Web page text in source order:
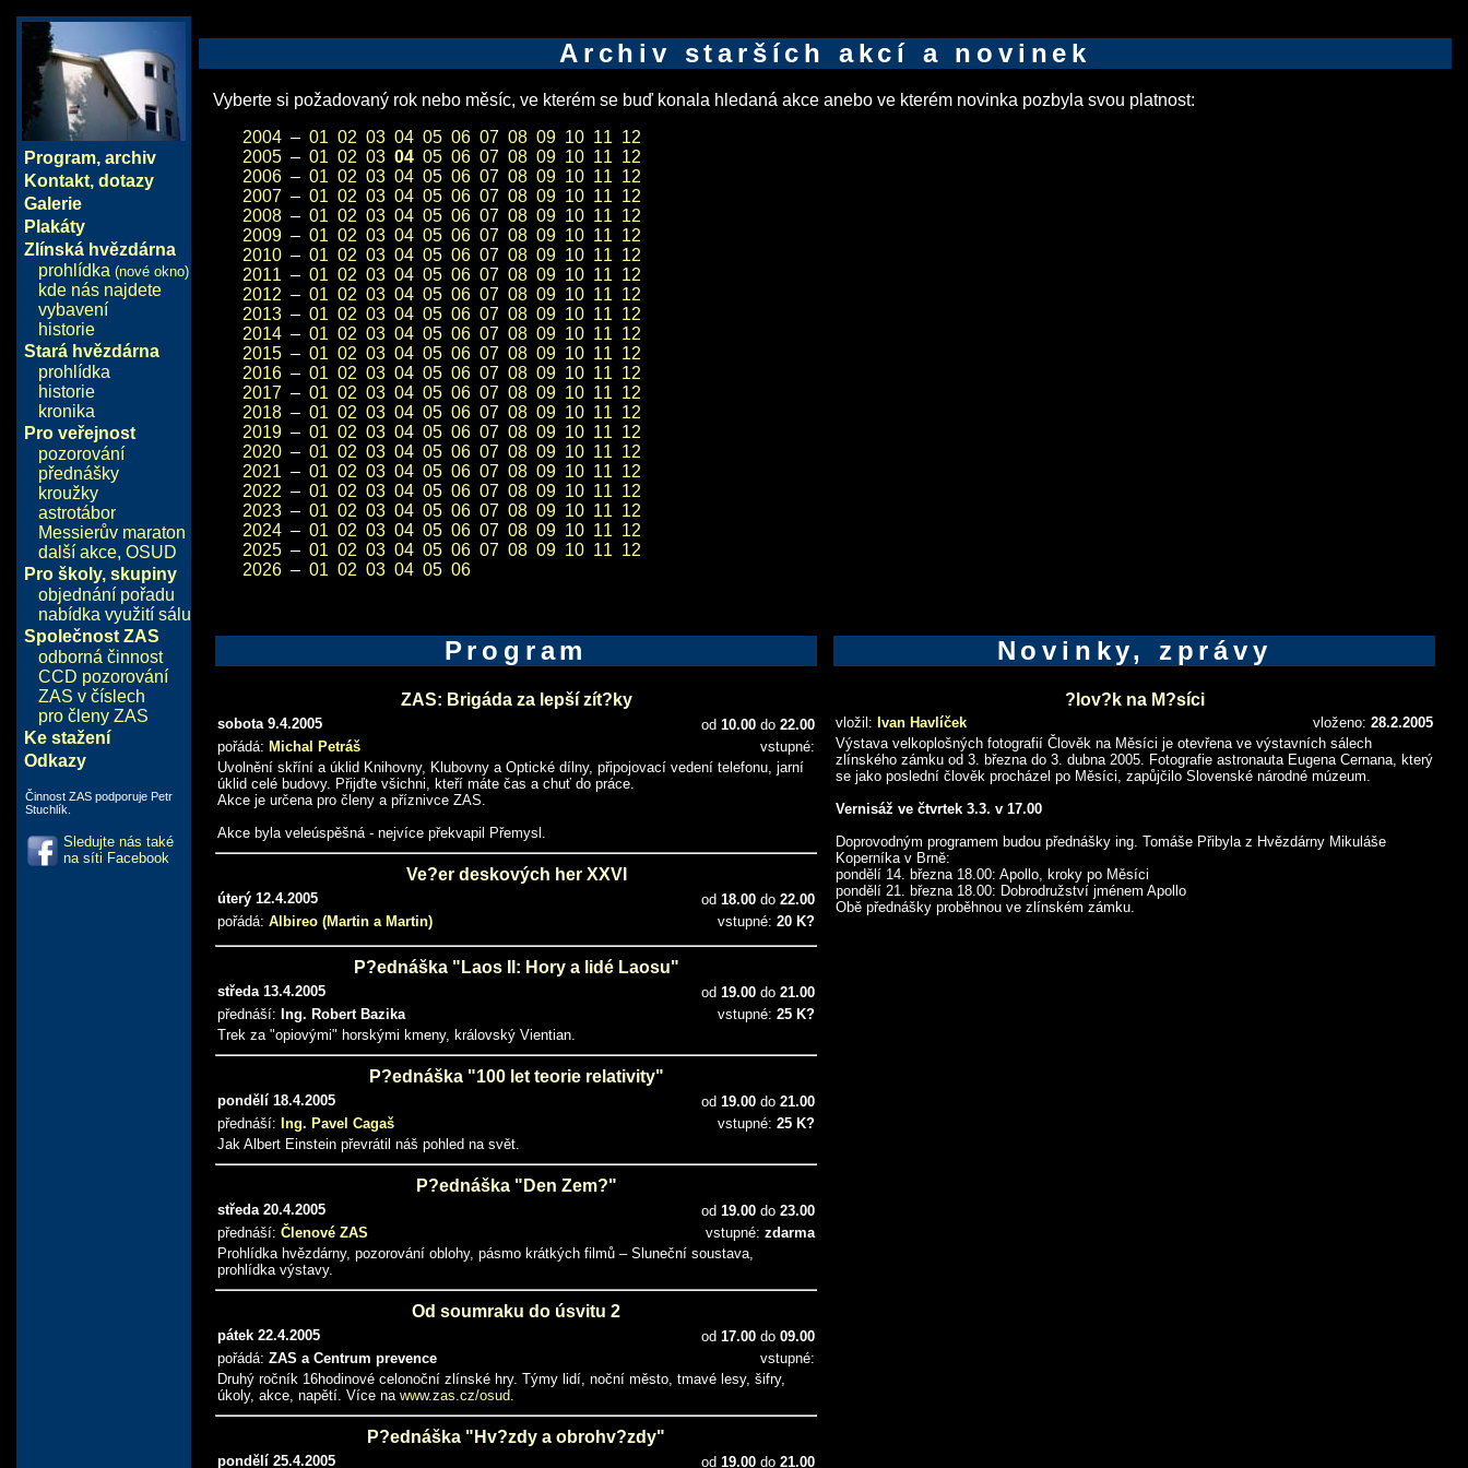
Program, archiv
Kontakt, dotazy
Galerie
Plakáty
Zlínská hvězdárna
prohlídka (nové okno)
kde nás najdete
vybavení
historie
Stará hvězdárna
prohlídka
historie
kronika
Pro veřejnost
pozorování
přednášky
kroužky
astrotábor
Messierův maraton
další akce, OSUD
Pro školy, skupiny
objednání pořadu
nabídka využití sálu
Společnost ZAS
odborná činnost
CCD pozorování
ZAS v číslech
pro členy ZAS
Ke stažení
Odkazy
Činnost ZAS podporuje Petr
Stuchlík.
Sledujte nás také
na síti Facebook
Archiv starších akcí a novinek
Vyberte si požadovaný rok nebo měsíc, ve kterém se buď konala hledaná akce anebo ve kterém novinka pozbyla svou platnost:
2004 – 01 02 03 04 05 06 07 08 09 10 11 12
2005 – 01 02 03 04 05 06 07 08 09 10 11 12
2006 – 01 02 03 04 05 06 07 08 09 10 11 12
2007 – 01 02 03 04 05 06 07 08 09 10 11 12
2008 – 01 02 03 04 05 06 07 08 09 10 11 12
2009 – 01 02 03 04 05 06 07 08 09 10 11 12
2010 – 01 02 03 04 05 06 07 08 09 10 11 12
2011 – 01 02 03 04 05 06 07 08 09 10 11 12
2012 – 01 02 03 04 05 06 07 08 09 10 11 12
2013 – 01 02 03 04 05 06 07 08 09 10 11 12
2014 – 01 02 03 04 05 06 07 08 09 10 11 12
2015 – 01 02 03 04 05 06 07 08 09 10 11 12
2016 – 01 02 03 04 05 06 07 08 09 10 11 12
2017 – 01 02 03 04 05 06 07 08 09 10 11 12
2018 – 01 02 03 04 05 06 07 08 09 10 11 12
2019 – 01 02 03 04 05 06 07 08 09 10 11 12
2020 – 01 02 03 04 05 06 07 08 09 10 11 12
2021 – 01 02 03 04 05 06 07 08 09 10 11 12
2022 – 01 02 03 04 05 06 07 08 09 10 11 12
2023 – 01 02 03 04 05 06 07 08 09 10 11 12
2024 – 01 02 03 04 05 06 07 08 09 10 11 12
2025 – 01 02 03 04 05 06 07 08 09 10 11 12
2026 – 01 02 03 04 05 06
Program
ZAS: Brigáda za lepší zít?ky
sobota 9.4.2005 od 10.00 do 22.00
pořádá: Michal Petráš
vstupné:
Uvolnění skříní a úklid Knihovny, Klubovny a Optické dílny, připojovací vedení telefonu, jarní
úklid celé budovy. Přijďte všichni, kteří máte čas a chuť do práce.
Akce je určena pro členy a příznivce ZAS.
Akce byla veleúspěšná - nejvíce překvapil Přemysl.
Ve?er deskových her XXVI
úterý 12.4.2005 od 18.00 do 22.00
pořádá: Albireo (Martin a Martin) vstupné: 20 K?
P?ednáška "Laos II: Hory a lidé Laosu"
středa 13.4.2005 od 19.00 do 21.00
přednáší: Ing. Robert Bazika vstupné: 25 K?
Trek za "opiovými" horskými kmeny, královský Vientian.
P?ednáška "100 let teorie relativity"
pondělí 18.4.2005 od 19.00 do 21.00
přednáší: Ing. Pavel Cagaš vstupné: 25 K?
Jak Albert Einstein převrátil náš pohled na svět.
P?ednáška "Den Zem?"
středa 20.4.2005 od 19.00 do 23.00
přednáší: Členové ZAS vstupné: zdarma
Prohlídka hvězdárny, pozorování oblohy, pásmo krátkých filmů – Sluneční soustava,
prohlídka výstavy.
Od soumraku do úsvitu 2
pátek 22.4.2005 od 17.00 do 09.00
pořádá: ZAS a Centrum prevence
vstupné:
Druhý ročník 16hodinové celonoční zlínské hry. Týmy lidí, noční město, tmavé lesy, šifry,
úkoly, akce, napětí. Více na www.zas.cz/osud
P?ednáška "Hv?zdy a obrohv?zdy"
pondělí 25.4.2005 od 19.00 do 21.00
Novinky, zprávy
?lov?k na M?síci
vložil: Ivan Havlíček vloženo: 28.2.2005
Výstava velkoplošných fotografií Člověk na Měsíci je otevřena ve výstavních sálech
zlínského zámku od 3. března do 3. dubna 2005. Fotografie astronauta Eugena Cernana, který
se jako poslední člověk procházel po Měsíci, zapůjčilo Slovenské národné múzeum.
Vernisáž ve čtvrtek 3.3. v 17.00
Doprovodným programem budou přednášky ing. Tomáše Přibyla z Hvězdárny Mikuláše
Koperníka v Brně:
pondělí 14. března 18.00: Apollo, kroky po Měsíci
pondělí 21. března 18.00: Dobrodružství jménem Apollo
Obě přednášky proběhnou ve zlínském zámku.